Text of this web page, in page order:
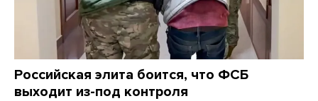
Российская элита боится, что ФСБ
выходит из-под контроля